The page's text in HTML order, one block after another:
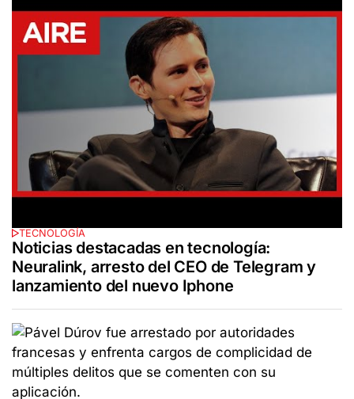
TECNOLOGÍA
Noticias destacadas en tecnología:
Neuralink, arresto del CEO de Telegram y
lanzamiento del nuevo Iphone